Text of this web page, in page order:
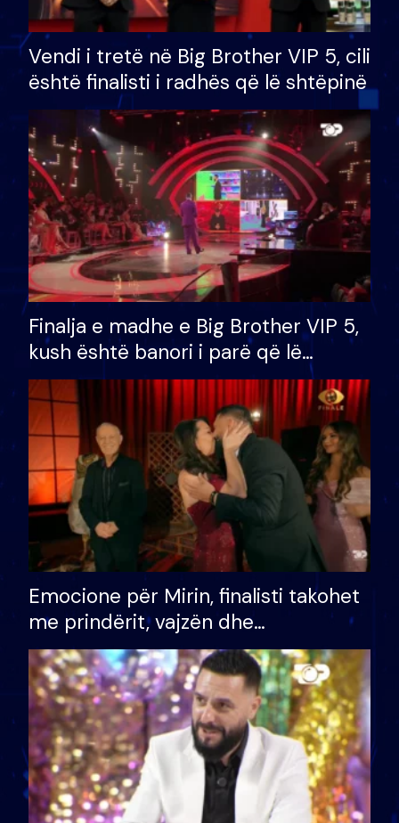
Vendi i tretë në Big Brother VIP 5, cili
është finalisti i radhës që lë shtëpinë
Finalja e madhe e Big Brother VIP 5,
kush është banori i parë që lë
shtëpinë dhe humb mundësinë për
të fituar çmimin e madh
Emocione për Mirin, finalisti takohet
me prindërit, vajzën dhe
bashkëshorten: S’kemi ndonjë letër
divorci apo jo?